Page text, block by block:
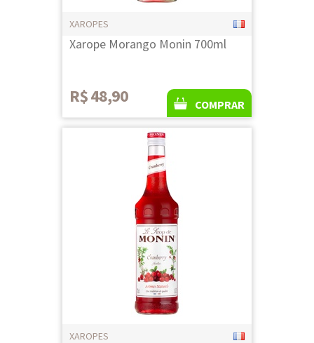
XAROPES
Xarope Morango Monin 700ml
R$ 48,90 COMPRAR
XAROPES